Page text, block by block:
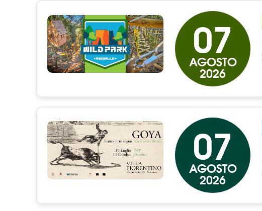
07
AGOSTO
2026
07
AGOSTO
2026